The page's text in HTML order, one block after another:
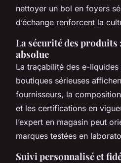
nettoyer un bol en foyers
d’échange renforcent la
La sécurité des
absolue
La traçabilité des e-
boutiques sérieuses
fournisseurs, la
et les certifications en
l’expert en magasin peut
marques testées en
Suivi personnalisé et